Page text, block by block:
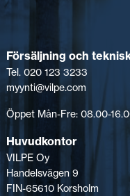
Försäljning och
Tel. 020 123 3233
myynti@vilpe.com
Öppet Mån-Fre: 08.00-
Huvudkontor
VILPE Oy
Handelsvägen 9
FIN-65610 Korsholm